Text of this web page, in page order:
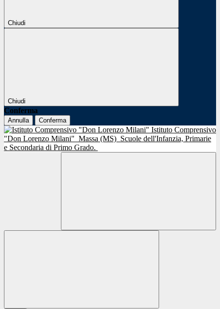
Chiudi
Chiudi
Conferma
Annulla Conferma
Istituto Comprensivo
"Don Lorenzo Milani" Massa (MS) Scuole dell'Infanzia, Primarie
e Secondaria di Primo Grado.